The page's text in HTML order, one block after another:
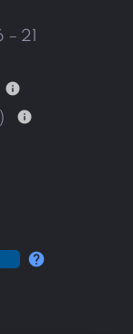
21
info
info
help